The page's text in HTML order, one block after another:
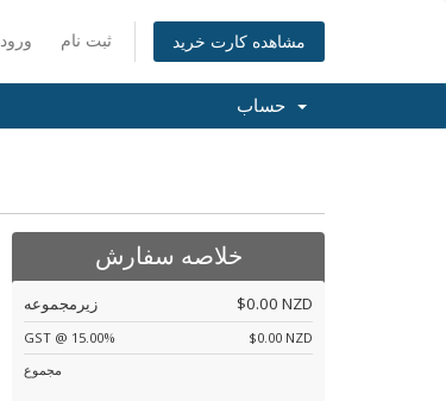
ورود ثبت نام مشاهده کارت خرید
خلاصه سفارش
زیرمجموعه $0.00 NZD
GST @ 15.00%
$0.00 NZD
مجموع